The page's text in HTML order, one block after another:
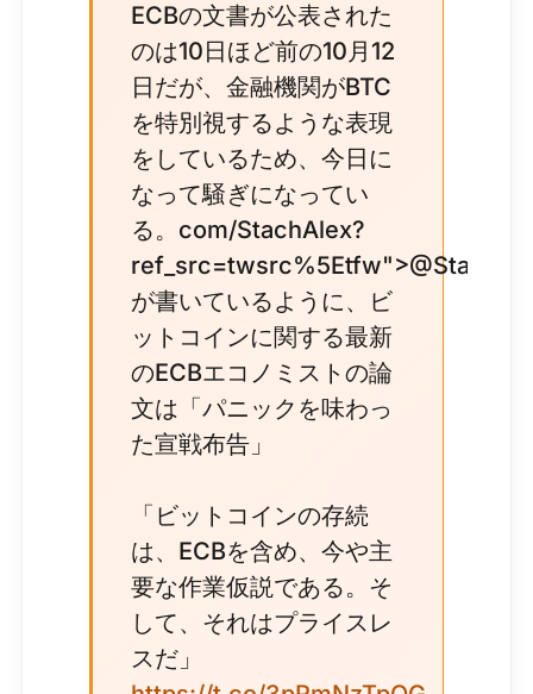
ECBの文書が公表された
のは10日ほど前の10月12
日だが、金融機関がBTC
を特別視するような表現
をしているため、今日に
なって騒ぎになってい
る。com/StachAlex?
が書いているように、ビ
ットコインに関する最新
のECBエコノミストの論
文は「パニックを味わっ
た宣戦布告」
「ビットコインの存続
は、ECBを含め、今や主
要な作業仮説である。そ
して、それはプライスレ
スだ」